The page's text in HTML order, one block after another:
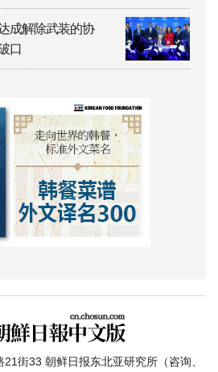
成解除武装的协
口
街33 朝鲜日报东北亚研究所（咨询、